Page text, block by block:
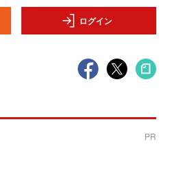
ログイン
PR